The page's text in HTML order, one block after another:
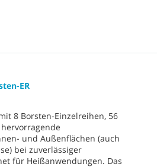
ER
8 Borsten-Einzelreihen, 56
und Außenflächen (auch
bei zuverlässiger
für Heißanwendungen. Das